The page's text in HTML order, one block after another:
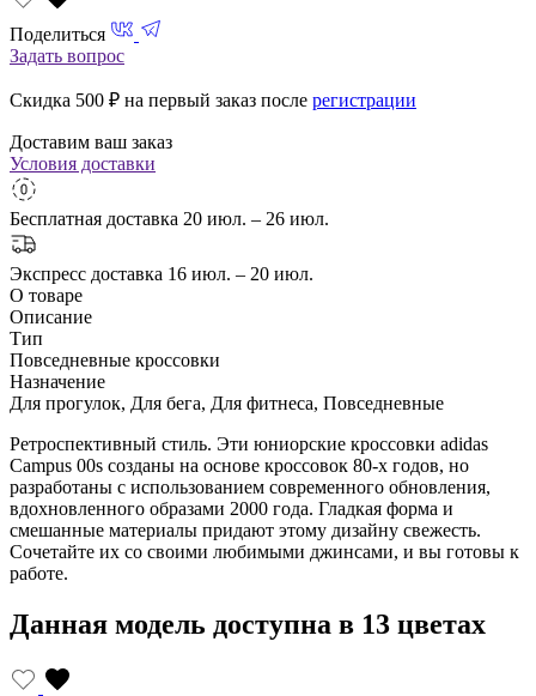
Поделиться
Задать вопрос
Скидка 500 ₽ на первый заказ после регистрации
Доставим ваш заказ
Условия доставки
Бесплатная доставка 20 июл. – 26 июл.
Экспресс доставка 16 июл. – 20 июл.
О товаре
Описание
Тип
Повседневные кроссовки
Назначение
Для прогулок, Для бега, Для фитнеса, Повседневные
Ретроспективный стиль. Эти юниорские кроссовки adidas
Campus 00s созданы на основе кроссовок 80-х годов, но
разработаны с использованием современного обновления,
вдохновленного образами 2000 года. Гладкая форма и
смешанные материалы придают этому дизайну свежесть.
Сочетайте их со своими любимыми джинсами, и вы готовы к
работе.
Данная модель доступна в 13 цветах